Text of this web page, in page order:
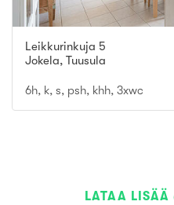
Leikkurinkuja 5
Jokela, Tuusula
6h, k, s, psh, khh, 3xwc
LATAA